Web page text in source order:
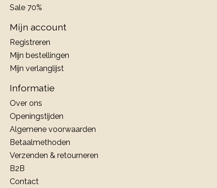
Sale 70%
Mijn account
Registreren
Mijn bestellingen
Mijn verlanglijst
Informatie
Over ons
Openingstijden
Algemene voorwaarden
Betaalmethoden
Verzenden & retourneren
B2B
Contact